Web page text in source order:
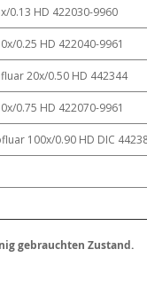
0.13 HD 422030-9960
0.25 HD 422040-9961
20x/0.50 HD 442344
0.75 HD 422070-9961
100x/0.90 HD DIC
gebrauchten Zustand.